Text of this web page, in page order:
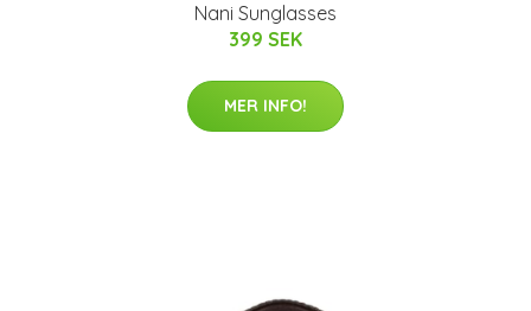
Nani Sunglasses
399 SEK
MER INFO!